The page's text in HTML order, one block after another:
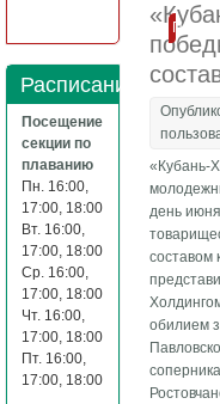
«Кубань-
день
составом
обилием
Расписание
Посещение
секции по
плаванию
Пн. 16:00,
17:00, 18:00
Вт. 16:00,
17:00, 18:00
Ср. 16:00,
17:00, 18:00
Чт. 16:00,
17:00, 18:00
Пт. 16:00,
17:00, 18:00